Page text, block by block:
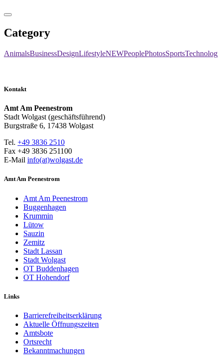
Category
AnimalsBusinessDesignLifestyleNEWPeoplePhotosSports
Kontakt
Amt Am Peenestrom
Stadt Wolgast (geschäftsführend)
Burgstraße 6, 17438 Wolgast
Tel. +49 3836 2510
Fax +49 3836 251100
E-Mail info(at)wolgast.de
Amt Am Peenestrom
Amt Am Peenestrom
Buggenhagen
Krummin
Lütow
Sauzin
Zemitz
Stadt Lassan
Stadt Wolgast
OT Buddenhagen
OT Hohendorf
Links
Barrierefreiheitserklärung
Aktuelle Öffnungszeiten
Amtsbote
Ortsrecht
Bekannt­machungen